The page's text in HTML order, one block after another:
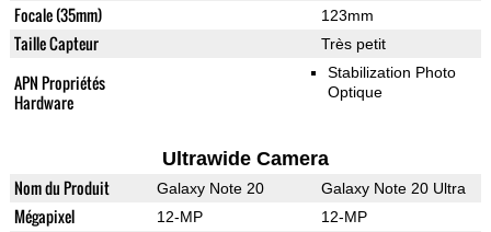
Focale (35mm) 123mm
Taille Capteur Très petit
APN Propriétés
Hardware
Stabilization Photo
Optique
Ultrawide Camera
Nom du Produit Galaxy Note 20 Galaxy Note 20 Ultra
Mégapixel 12-MP 12-MP